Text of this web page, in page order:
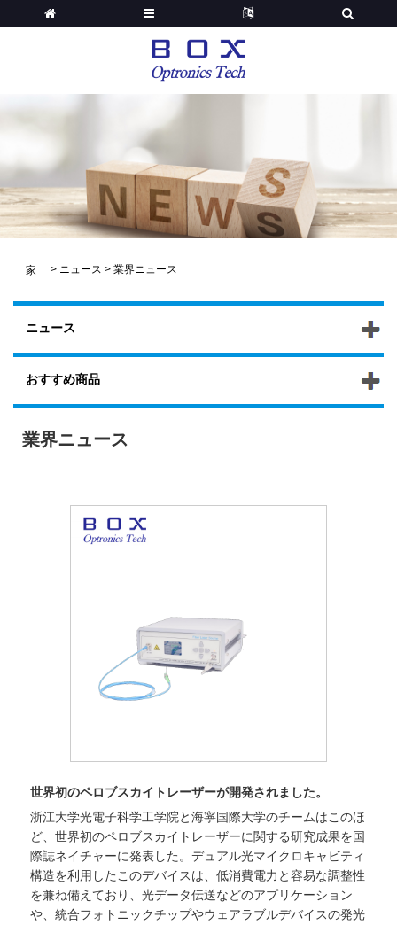
家 > ニュース > 業界ニュース
ニュース
おすすめ商品
業界ニュース
世界初のペロブスカイトレーザーが開発されました。
浙江大学光電子科学工学院と海寧国際大学のチームはこのほ
ど、世界初のペロブスカイトレーザーに関する研究成果を国
際誌ネイチャーに発表した。デュアル光マイクロキャビティ
構造を利用したこのデバイスは、低消費電力と容易な調整性
を兼ね備えており、光データ伝送などのアプリケーション
や、統合フォトニックチップやウェアラブルデバイスの発光